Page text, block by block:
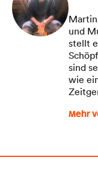
und
stellt
sind
wie
Mehr